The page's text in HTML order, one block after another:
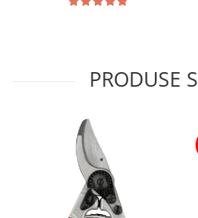
PRODUSE